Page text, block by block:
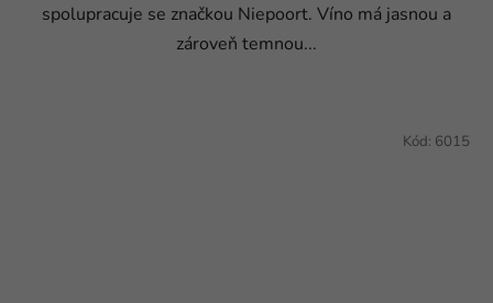
spolupracuje se značkou Niepoort. Víno má jasnou a
zároveň temnou...
Kód: 6015